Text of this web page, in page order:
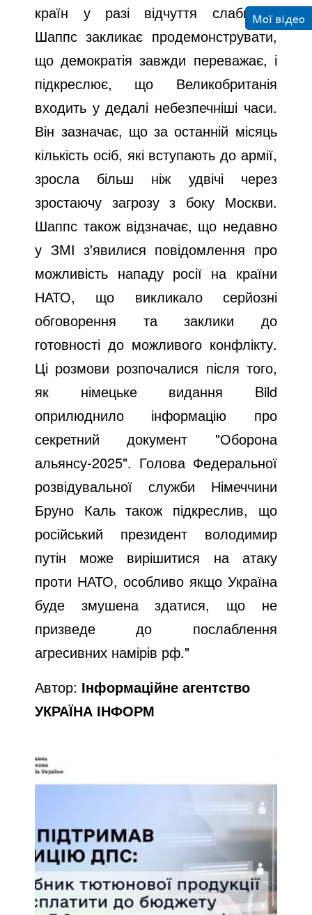
країн у разі відчуття слабкості.
Шаппс закликає продемонструвати,
що демократія завжди переважає, і
підкреслює, що Великобританія
входить у дедалі небезпечніші часи.
Він зазначає, що за останній місяць
кількість осіб, які вступають до армії,
зросла більш ніж удвічі через
зростаючу загрозу з боку Москви.
Шаппс також відзначає, що недавно
у ЗМІ з'явилися повідомлення про
можливість нападу росії на країни
НАТО, що викликало серйозні
обговорення та заклики до
готовності до можливого конфлікту.
Ці розмови розпочалися після того,
як німецьке видання Bild
оприлюднило інформацію про
секретний документ "Оборона
альянсу-2025". Голова Федеральної
розвідувальної служби Німеччини
Бруно Каль також підкреслив, що
російський президент володимир
путін може вирішитися на атаку
проти НАТО, особливо якщо Україна
буде змушена здатися, що не
призведе до послаблення
агресивних намірів рф."
Автор: Інформаційне агентство
УКРАЇНА ІНФОРМ
Мої відео